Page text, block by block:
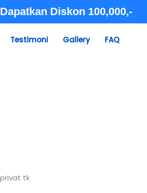
Dapatkan Diskon 100,000,-
Testimoni Gallery FAQ